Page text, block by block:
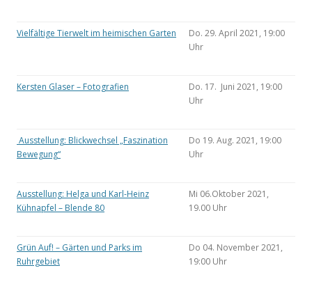
Vielfältige Tierwelt im heimischen Garten
Do. 29. April 2021, 19:00
Uhr
Kersten Glaser – Fotografien
Do. 17. Juni 2021, 19:00
Uhr
Ausstellung: Blickwechsel „Faszination
Bewegung“
Do 19. Aug. 2021, 19:00
Uhr
Ausstellung: Helga und Karl-Heinz
Kühnapfel – Blende 80
Mi 06.Oktober 2021,
19.00 Uhr
Grün Auf! – Gärten und Parks im
Ruhrgebiet
Do 04. November 2021,
19:00 Uhr